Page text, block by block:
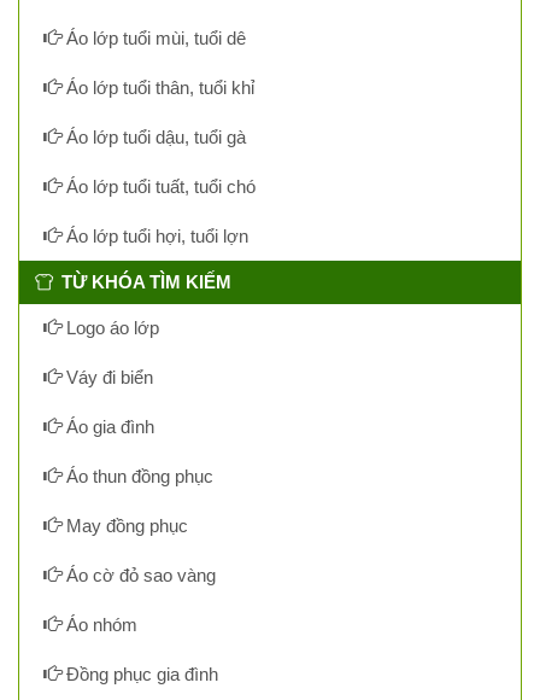
Áo lớp tuổi mùi, tuổi dê
Áo lớp tuổi thân, tuổi khỉ
Áo lớp tuổi dậu, tuổi gà
Áo lớp tuổi tuất, tuổi chó
Áo lớp tuổi hợi, tuổi lợn
TỪ KHÓA TÌM KIẾM
Logo áo lớp
Váy đi biển
Áo gia đình
Áo thun đồng phục
May đồng phục
Áo cờ đỏ sao vàng
Áo nhóm
Đồng phục gia đình